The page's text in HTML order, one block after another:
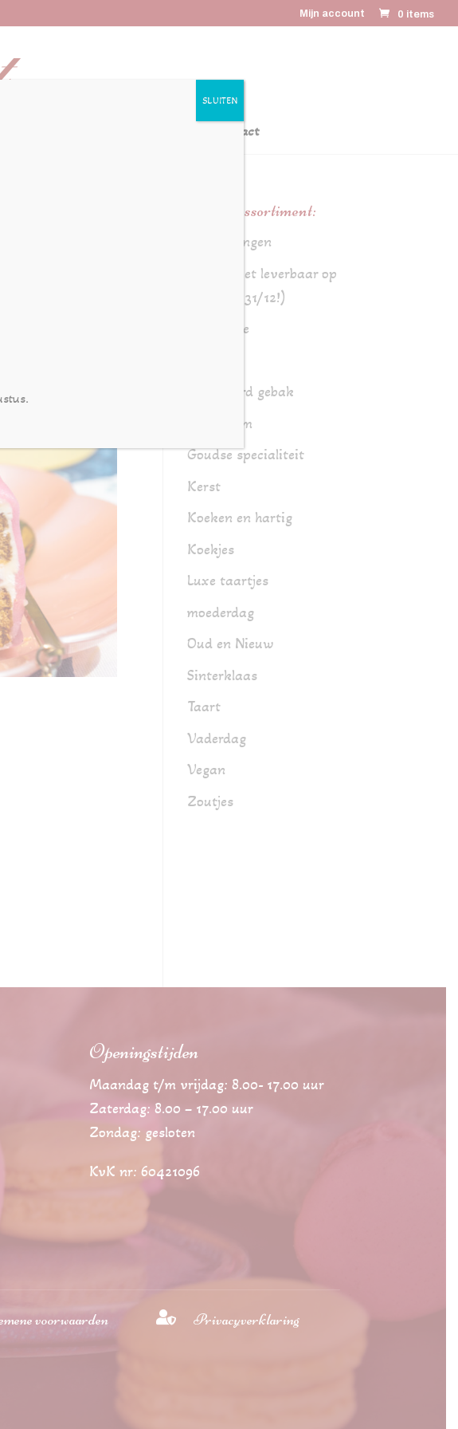
Mijn account 0 items
Contact
Online assortiment:
Aanbiedingen
Brood (niet leverbaar op
24/12 en 31/12!)
Chocolade
Gesorteerd gebak
Glutenarm
Goudse specialiteit
Kerst
Koeken en hartig
Koekjes
Luxe taartjes
moederdag
Oud en Nieuw
Sinterklaas
Taart
Vaderdag
Vegan
Zoutjes
Openingstijden
Maandag t/m vrijdag: 8.00- 17.00 uur
Zaterdag: 8.00 – 17.00 uur
Zondag: gesloten
KvK nr: 60421096
voorwaarden  Privacyverklaring
SLUITEN